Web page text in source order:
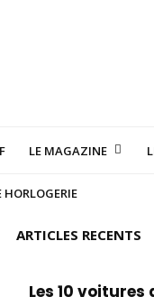
LE MAGAZINE
ARTICLES RECENTS
Les 10 voitures